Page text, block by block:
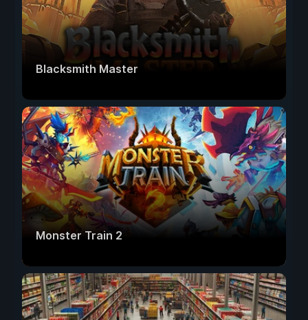
Blacksmith Master
Monster Train 2